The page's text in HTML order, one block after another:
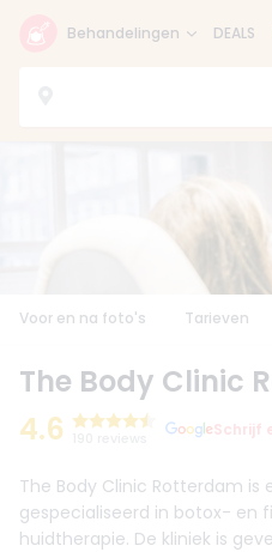
Behandelingen DEALS
Voor en na foto's Tarieven
The Body Clinic
4.6
Schrijf
The Body Clinic Rotterdam is
gespecialiseerd in botox- en
huidtherapie. De kliniek is